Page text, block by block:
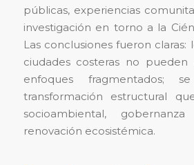
públicas, experiencias
investigación en torno a la
Las conclusiones fueron claras:
ciudades costeras no pueden
enfoques fragmentados;
transformación estructural
socioambiental,
renovación ecosistémica.